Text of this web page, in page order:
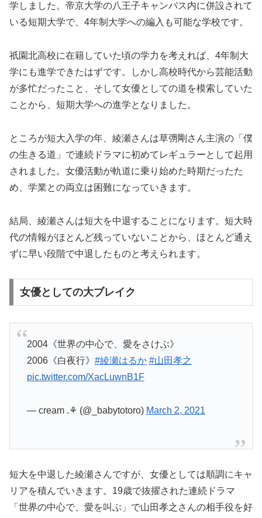
学しました。帝京大学の八王子キャンパス内に併設されて
いる短期大学で、4年制大学への編入も可能な学校です。
祇園北高校に在籍していた頃の学力を考えれば、4年制大
学にも進学できたはずです。しかし高校時代から芸能活動
が多忙だったこと、そして女優としての道を模索していた
ことから、短期大学への進学となりました。
ところが短大入学の年、綾瀬さんは草彅剛さん主演の「僕
の生きる道」で連続ドラマに初めてレギュラーとして起用
されました。女優活動が軌道に乗り始めた時期だったた
め、学業との両立は困難になっていきます。
結局、綾瀬さんは短大を中退することになります。短大時
代の情報がほとんど残っていないことから、ほとんど通え
ずに早い段階で中退したものと考えられます。
女優としての大ブレイク
2004《世界の中心で、愛をさけぶ》
2006《白夜行》 #綾瀬はるか #山田孝之
pic.twitter.com/XacLuwnB1F
— cream .⚘ (@_babytotoro) March 2, 2021
短大を中退した綾瀬さんですが、女優としては順調にキャ
リアを積んでいきます。19歳で抜擢された連続ドラマ
「世界の中心で、愛を叫ぶ」で山田孝之さんの相手役を好